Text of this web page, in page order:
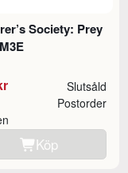
Society: Prey
Slutsåld
Postorder
Köp